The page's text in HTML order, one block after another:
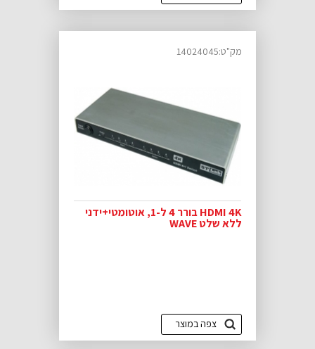
HDMI 4K בורר 4 ל-1, אוטומטי+ידני
ללא שלט WAVE
צפה במוצר
מק"ט:14024045